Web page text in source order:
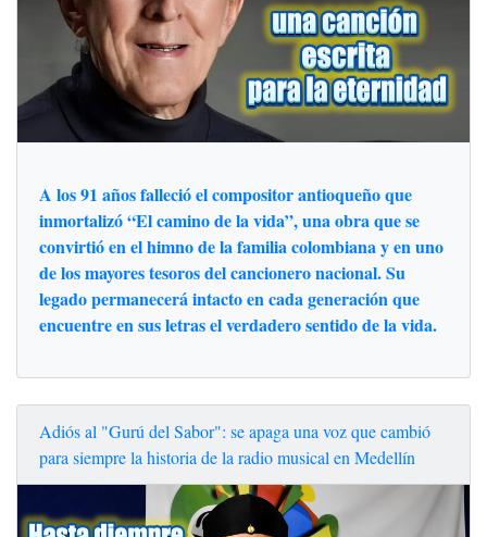
A los 91 años falleció el compositor antioqueño que
inmortalizó “El camino de la vida”, una obra que se
convirtió en el himno de la familia colombiana y en uno
de los mayores tesoros del cancionero nacional. Su
legado permanecerá intacto en cada generación que
encuentre en sus letras el verdadero sentido de la vida.
Adiós al "Gurú del Sabor": se apaga una voz que cambió
para siempre la historia de la radio musical en Medellín